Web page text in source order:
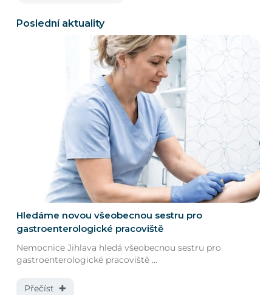
Poslední aktuality
Hledáme novou všeobecnou sestru pro
gastroenterologické pracoviště
Nemocnice Jihlava hledá všeobecnou sestru pro
gastroenterologické pracoviště ...
Přečíst ✚